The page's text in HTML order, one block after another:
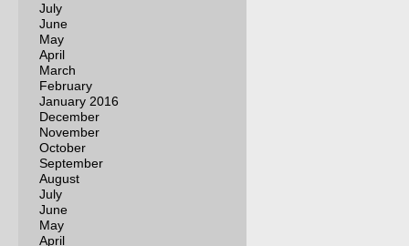
July
June
May
April
March
February
January 2016
December
November
October
September
August
July
June
May
April